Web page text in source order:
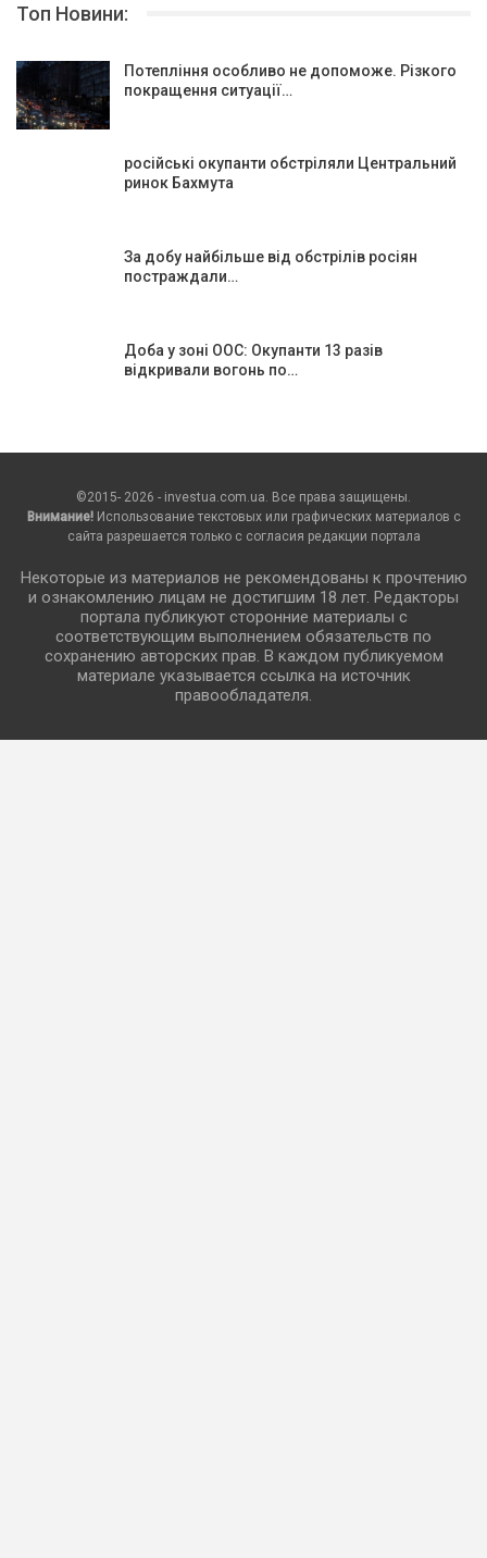
Топ Новини:
Потепління особливо не допоможе. Різкого
покращення ситуації…
російські окупанти обстріляли Центральний
ринок Бахмута
За добу найбільше від обстрілів росіян
постраждали…
Доба у зоні ООС: Окупанти 13 разів
відкривали вогонь по…
©2015- 2026 - investua.com.ua. Все права защищены.
Внимание!Использование текстовых или графических материалов с
сайта разрешается только c согласия редакции портала
Некоторые из материалов не рекомендованы к прочтению
и ознакомлению лицам не достигшим 18 лет. Редакторы
портала публикуют сторонние материалы с
соответствующим выполнением обязательств по
сохранению авторских прав. В каждом публикуемом
материале указывается ссылка на источник
правообладателя.